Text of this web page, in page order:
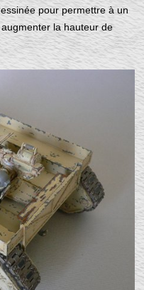
pour permettre à un
la hauteur de